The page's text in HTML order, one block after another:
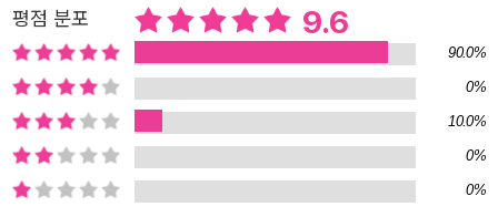
평점 분포 9.6
90.0%
0%
10.0%
0%
0%